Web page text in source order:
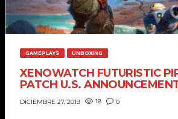
COMPETITIONS
TEAM VACATION
WE EXPLORED
TOGETHER!
ABRIL 4, 2018
GAMEPLAYS UNBOXING
XENOWATCH FUTURISTIC
PATCH U.S.
DICIEMBRE 27, 2019 18 0